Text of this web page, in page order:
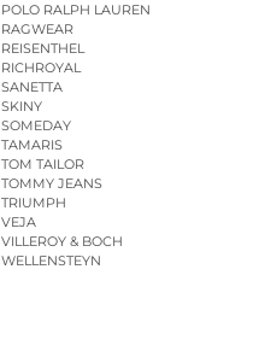
POLO RALPH LAUREN
RAGWEAR
REISENTHEL
RICHROYAL
SANETTA
SKINY
SOMEDAY
TAMARIS
TOM TAILOR
TOMMY JEANS
TRIUMPH
VEJA
VILLEROY & BOCH
WELLENSTEYN